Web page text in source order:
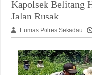
Kapolsek Belitang
Jalan Rusak
Humas Polres Sekadau